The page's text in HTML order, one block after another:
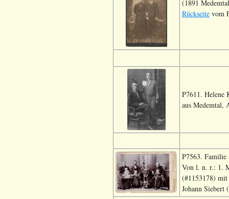
(1891
Rückseite vom
P7611. Helene
aus Medemtal,
P7563.
Von l. n. r.: 1.
(#1153178) mit
Johann